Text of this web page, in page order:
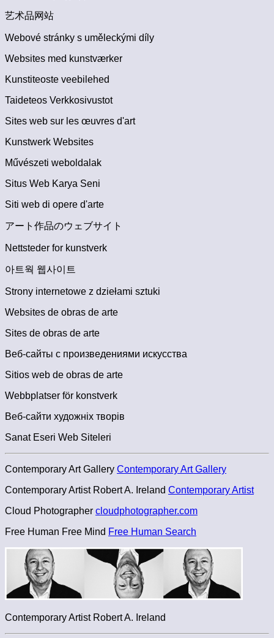
艺术品网站
Webové stránky s uměleckými díly
Websites med kunstværker
Kunstiteoste veebilehed
Taideteos Verkkosivustot
Sites web sur les œuvres d'art
Kunstwerk Websites
Művészeti weboldalak
Situs Web Karya Seni
Siti web di opere d'arte
アート作品のウェブサイト
Nettsteder for kunstverk
아트웍 웹사이트
Strony internetowe z dziełami sztuki
Websites de obras de arte
Sites de obras de arte
Веб-сайты с произведениями искусства
Sitios web de obras de arte
Webbplatser för konstverk
Веб-сайти художніх творів
Sanat Eseri Web Siteleri
Contemporary Art Gallery Contemporary Art Gallery
Contemporary Artist Robert A. Ireland Contemporary Artist
Cloud Photographer cloudphotographer.com
Free Human Free Mind Free Human Search
Contemporary Artist Robert A. Ireland